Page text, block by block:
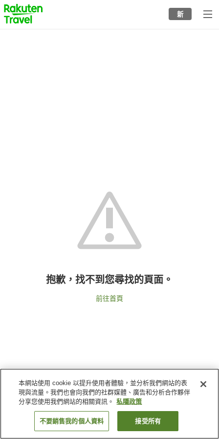
to
top
page
新
抱歉，找不到您尋找的頁面。
前往首頁
本網站使用 cookie 以提升使用者體驗，並分析我們網站的表
現與流量。我們也會向我們的社群媒體、廣告和分析合作夥伴
分享您使用我們網站的相關資訊。
私隱政策
不要銷售我的個人資料 接受所有